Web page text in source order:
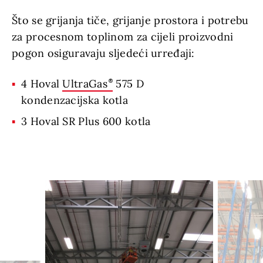
Što se grijanja tiče, grijanje prostora i potrebu
za procesnom toplinom za cijeli proizvodni
pogon osiguravaju sljedeći urređaji:
4 HovalUltraGas
575 D
kondenzacijska kotla
3 Hoval SR Plus 600 kotla